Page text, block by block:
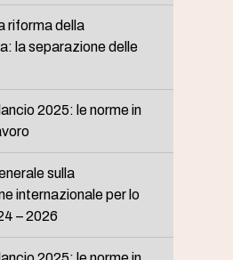
riforma della
la separazione delle
2025: le norme in
sulla
internazionale per lo
– 2026